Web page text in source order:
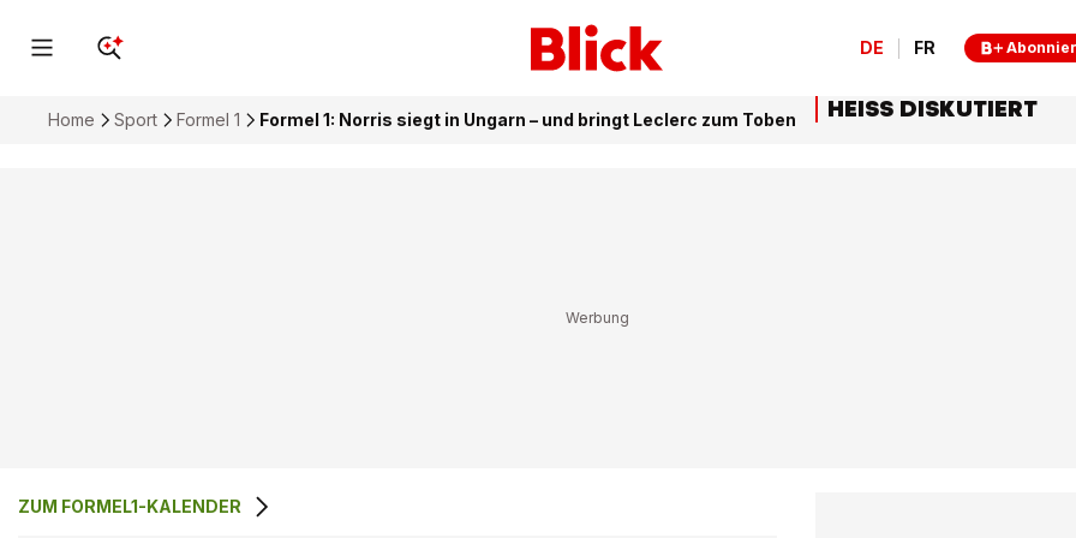
DE FR
Home Sport Formel 1 Formel 1: Norris siegt in Ungarn – und bringt Leclerc zum Toben
ZUM FORMEL1-KALENDER
HEISS DISKUTIERT